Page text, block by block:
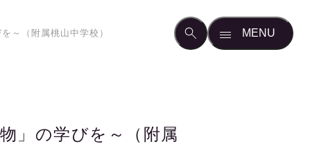
～（附属桃山中学校）
」の学びを～（附属